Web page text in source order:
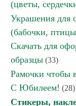
(цветы,
Украшения для
(бабочки,
Скачать для
образцы (33)
Рамочки чтобы
С Юбилеем! (28)
Стикеры,